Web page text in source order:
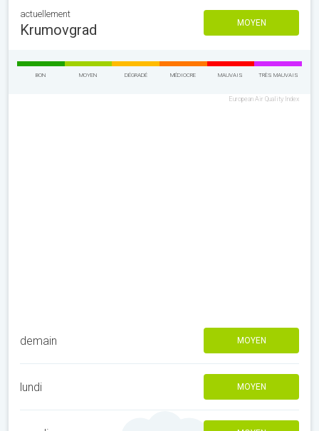
actuellement
Krumovgrad MOYEN
BON MOYEN DÉGRADÉ MÉDIOCRE MAUVAIS TRÈS MAUVAIS
European Air Quality Index
demain MOYEN
lundi MOYEN